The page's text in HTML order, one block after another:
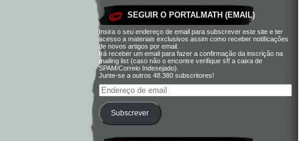
SEGUIR O PORTALMATH (EMAIL)
Insira o seu endereço de email para subscrever este site e ter
acesso a materiais exclusivos assim como receber notificações
de novos artigos por email.
Irá receber um email para fazer a confirmação da inscrição na
mailing list (caso não o encontre verifique sff a caixa de
SPAM/Correio Indesejado).
Junte-se a outros 48.380 subscritores!
Subscrever